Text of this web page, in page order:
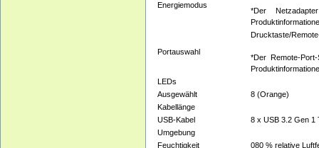
Energiemodus
*Der
Portauswahl
Drucktaste/
*Der Remote-
LEDs
Ausgewählt
8 (Orange)
Kabellänge
USB-Kabel
8 x USB 3.2 Gen 1
Umgebung
Feuchtigkeit
080 % relative